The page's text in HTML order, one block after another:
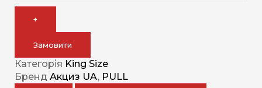
+
Замовити
Категорія King Size
Бренд Акциз UA, PULL